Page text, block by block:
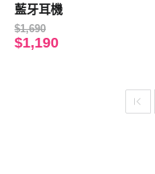
藍牙耳機
$1,690
$1,190